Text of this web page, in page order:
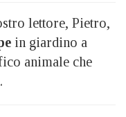
lettore, Pietro,
in giardino a
animale che